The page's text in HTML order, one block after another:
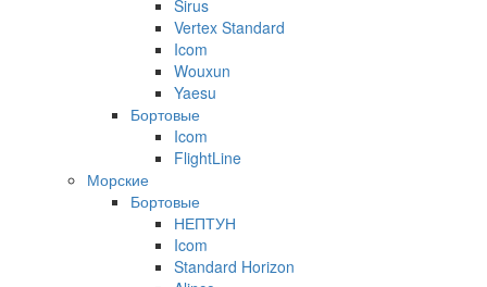
Sirus
Vertex Standard
Icom
Wouxun
Yaesu
Бортовые
Icom
FlightLine
Морские
Бортовые
НЕПТУН
Icom
Standard Horizon